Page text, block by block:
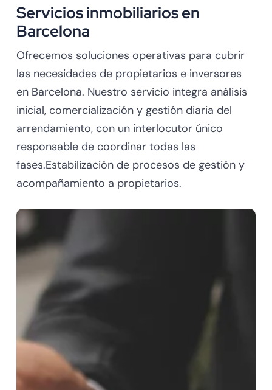
Servicios inmobiliarios en
Barcelona
Ofrecemos soluciones operativas para cubrir
las necesidades de propietarios e inversores
en Barcelona. Nuestro servicio integra análisis
inicial, comercialización y gestión diaria del
arrendamiento, con un interlocutor único
responsable de coordinar todas las
fases.Estabilización de procesos de gestión y
acompañamiento a propietarios.